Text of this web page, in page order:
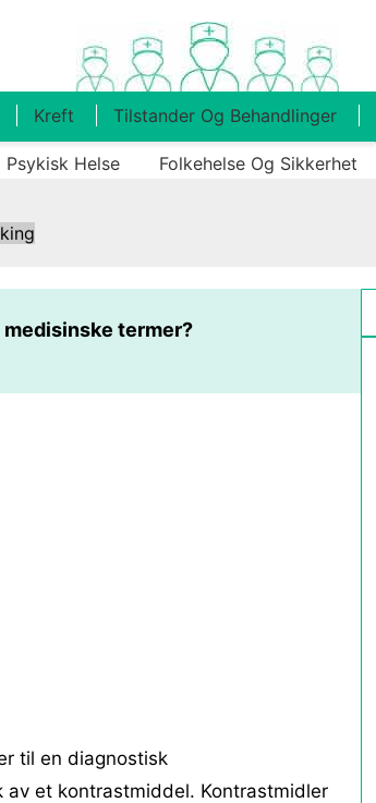
Kreft Tilstander Og Behandlinger
Psykisk Helse Folkehelse Og Sikkerhet
termer?
til en diagnostisk
et kontrastmiddel. Kontrastmidler